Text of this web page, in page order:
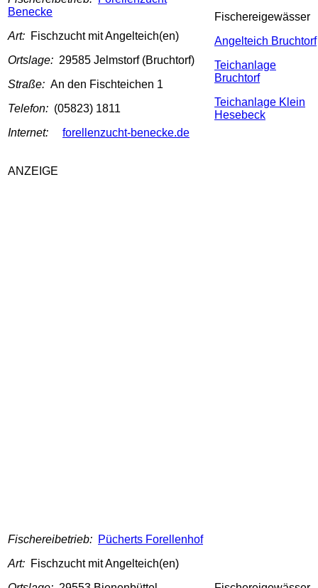
Benecke
Art: Fischzucht mit Angelteich(en)
Ortslage: 29585 Jelmstorf (Bruchtorf)
Straße: An den Fischteichen 1
Telefon: (05823) 1811
Internet:
forellenzucht-benecke.de
Fischereigewässer
Angelteich Bruchtorf
Teichanlage
Bruchtorf
Teichanlage Klein
Hesebeck
ANZEIGE
Fischereibetrieb: Pücherts Forellenhof
Art: Fischzucht mit Angelteich(en)